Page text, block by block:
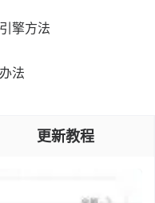
擎方法
法
更新教程